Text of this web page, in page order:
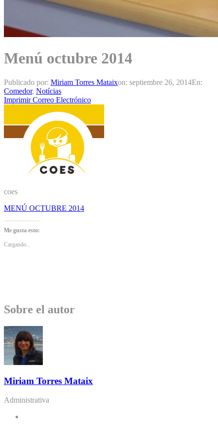
Menú octubre 2014
Publicado por: Miriam Torres Mataixon: septiembre 26, 2014En:
Comedor, Notícias
Imprimir Correo Electrónico
coes
MENÚ OCTUBRE 2014
Me gusta esto:
Cargando...
Sobre el autor
Miriam Torres Mataix
Administrativa